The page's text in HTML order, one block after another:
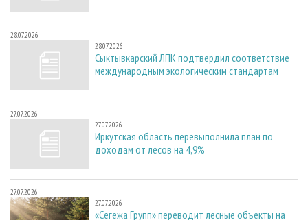
28.07.2026
28.07.2026
Сыктывкарский ЛПК подтвердил соответствие
международным экологическим стандартам
27.07.2026
27.07.2026
Иркутская область перевыполнила план по
доходам от лесов на 4,9%
27.07.2026
27.07.2026
«Сегежа Групп» переводит лесные объекты на